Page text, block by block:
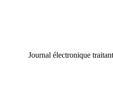
Journal électronique